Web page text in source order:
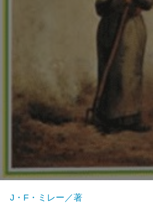
J・F・ミレー／著